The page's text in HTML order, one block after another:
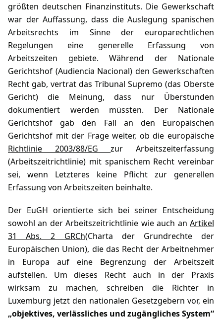
größten deutschen Finanzinstituts. Die Gewerkschaft
war der Auffassung, dass die Auslegung spanischen
Arbeitsrechts im Sinne der europarechtlichen
Regelungen eine generelle Erfassung von
Arbeitszeiten gebiete. Während der Nationale
Gerichtshof (Audiencia Nacional) den Gewerkschaften
Recht gab, vertrat das Tribunal Supremo (das Oberste
Gericht) die Meinung, dass nur Überstunden
dokumentiert werden müssten. Der Nationale
Gerichtshof gab den Fall an den Europäischen
Gerichtshof mit der Frage weiter, ob die europäische
Richtlinie 2003/88/EGzur Arbeitszeiterfassung
(Arbeitszeitrichtlinie) mit spanischem Recht vereinbar
sei, wenn Letzteres keine Pflicht zur generellen
Erfassung von Arbeitszeiten beinhalte.
Der EuGH orientierte sich bei seiner Entscheidung
sowohl an der Arbeitszeitrichtlinie wie auch an Artikel
31 Abs. 2 GRCh(Charta der Grundrechte der
Europäischen Union), die das Recht der Arbeitnehmer
in Europa auf eine Begrenzung der Arbeitszeit
aufstellen. Um dieses Recht auch in der Praxis
wirksam zu machen, schreiben die Richter in
Luxemburg jetzt den nationalen Gesetzgebern vor, ein
„objektives, verlässliches und zugängliches System“